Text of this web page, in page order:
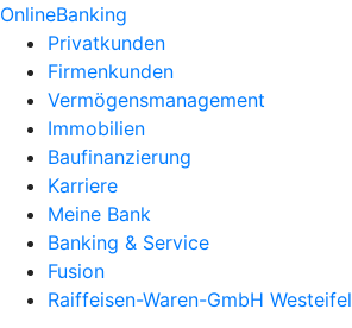
OnlineBanking
Privatkunden
Firmenkunden
Vermögensmanagement
Immobilien
Baufinanzierung
Karriere
Meine Bank
Banking & Service
Fusion
Raiffeisen-Waren-GmbH Westeifel